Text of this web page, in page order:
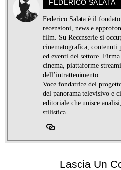
FEDERICO SALATA
Federico Salata è il
recensioni, news e
film. Su Recenserie si
cinematografica, contenuti
ed eventi del settore.
cinema, piattaforme
dell’intrattenimento.
Voce fondatrice del
del panorama televisivo e
editoriale che unisce
stilistica.
Lascia Un